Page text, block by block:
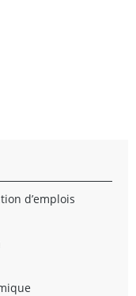
d’emplois